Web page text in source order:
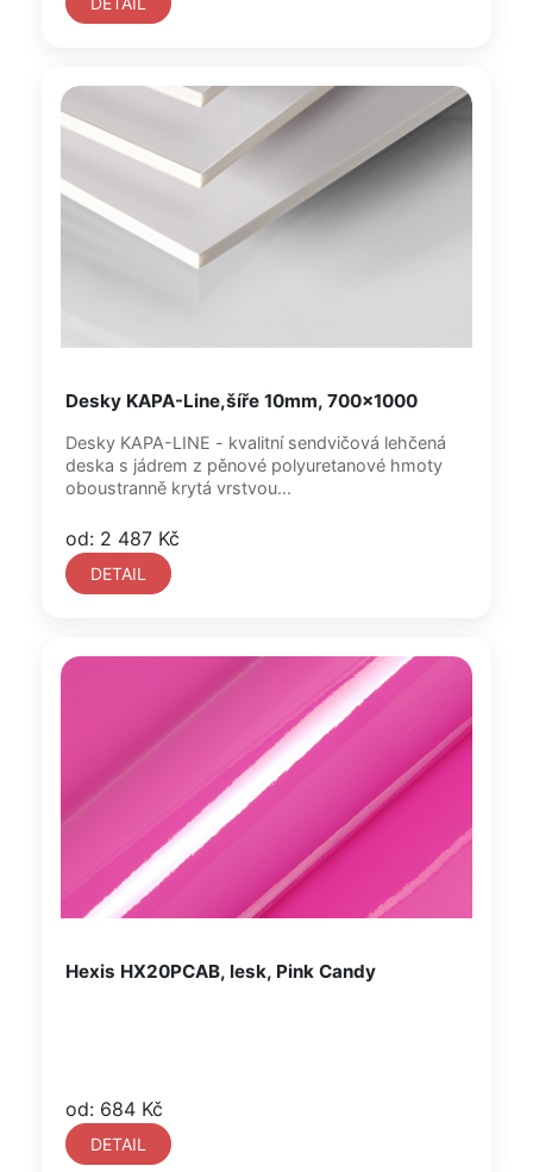
Desky KAPA-Line,šíře 10mm, 700x1000
Desky KAPA-LINE - kvalitní sendvičová lehčená
deska s jádrem z pěnové polyuretanové hmoty
oboustranně krytá vrstvou...
od: 2 487 Kč
DETAIL
Hexis HX20PCAB, lesk, Pink Candy
od: 684 Kč
DETAIL